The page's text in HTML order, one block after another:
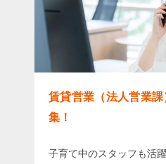
賃貸営業（法人営業
集！
子育て中のスタッフも活